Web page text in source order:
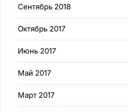
Сентябрь 2018
Октябрь 2017
Июнь 2017
Май 2017
Март 2017